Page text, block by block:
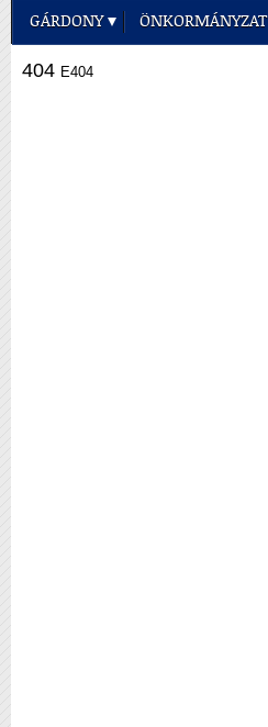
GÁRDONY ÖNKORMÁNYZAT
404 E404